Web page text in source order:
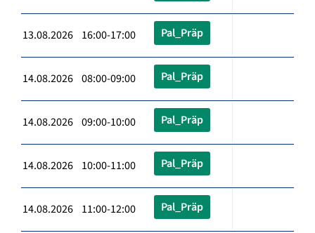
13.08.2026 16:00-17:00 Pal_Präp
14.08.2026 08:00-09:00 Pal_Präp
14.08.2026 09:00-10:00 Pal_Präp
14.08.2026 10:00-11:00 Pal_Präp
14.08.2026 11:00-12:00 Pal_Präp